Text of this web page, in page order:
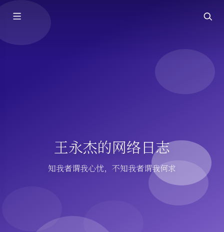
王永杰的网络日志
知我者谓我心忧，不知我者谓我何求